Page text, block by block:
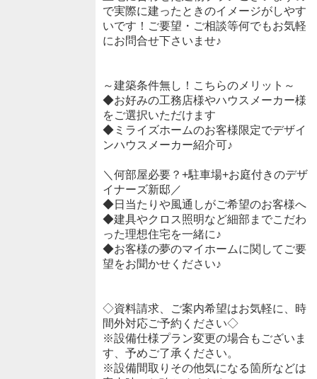
で実際に建ったときのイメージがしやす
いです！ご要望・ご相談等何でもお気軽
にお問合せ下さいませ♪
～建築条件無し！こちらのメリット～
◆お好みの工務店様やハウスメーカー様
をご選択いただけます
◆ミライズホームのお客様限定でデザイ
ンハウスメーカー紹介可♪
＼何部屋必要？+駐車場+お庭付きのデザ
イナーズ新邸／
◆日当たりや風通しがご希望のお客様へ
◆建具やクロス照明など細部までこだわ
った理想住宅を一緒に♪
◆お客様の夢のマイホームに関してご要
望をお聞かせください♪
◇資料請求、ご案内希望はお気軽に、時
間外対応ご予約ください◇
※設備仕様プラン変更の場合もございま
す、予めご了承ください。
※設備間取りその他気になる箇所などは